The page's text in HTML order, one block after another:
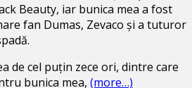
Beauty, iar bunica mea a fost
fan Dumas, Zevaco și a tuturor
de cel puțin zece ori, dintre care
bunica mea, (more…)